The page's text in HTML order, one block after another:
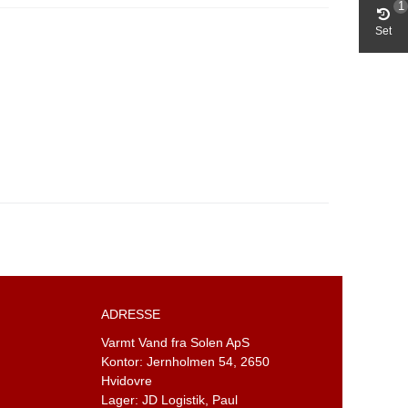
ADRESSE
Varmt Vand fra Solen ApS
Kontor: Jernholmen 54, 2650
Hvidovre
Lager: JD Logistik, Paul
Set
1